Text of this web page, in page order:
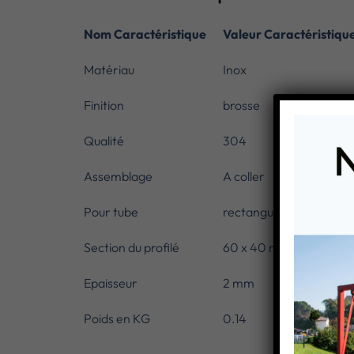
Nom Caractéristique Valeur
Matériau Inox
Finition brosse
Qualité 304
Assemblage A coller
Pour tube rectangulaire
Section du profilé 60 x 40 mm
Epaisseur 2 mm
Poids en KG 0.14